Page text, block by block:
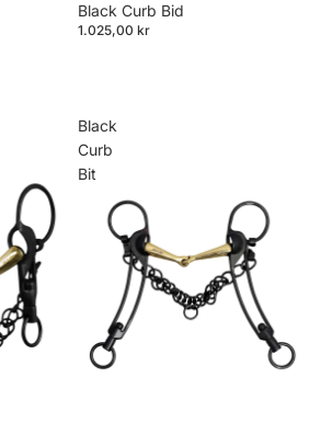
Black Curb Bid
1.025,00 kr
Black
Curb
Bit